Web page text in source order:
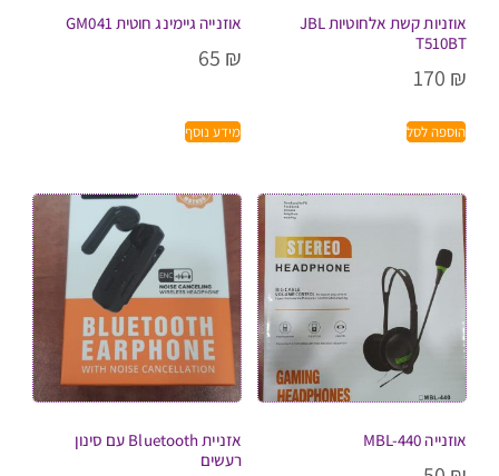
אוזניות קשת אלחוטיות JBL
T510BT
170 ₪
הוספה לסל
אוזנייה גיימינג חוטית GM041
65 ₪
מידע נוסף
אוזנייה MBL-440
אזניית Bluetooth עם סינון
רעשים